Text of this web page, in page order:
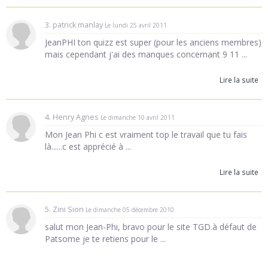
3. patrick manlay Le lundi 25 avril 2011
JeanPHI ton quizz est super (pour les anciens membres)
mais cependant j'ai des manques concernant 9 11 ...
Lire la suite
4. Henry Agnes Le dimanche 10 avril 2011
Mon Jean Phi c est vraiment top le travail que tu fais
là......c est apprécié à ...
Lire la suite
5. Zini Sion Le dimanche 05 décembre 2010
salut mon Jean-Phi, bravo pour le site TGD.à défaut de
Patsome je te retiens pour le ...